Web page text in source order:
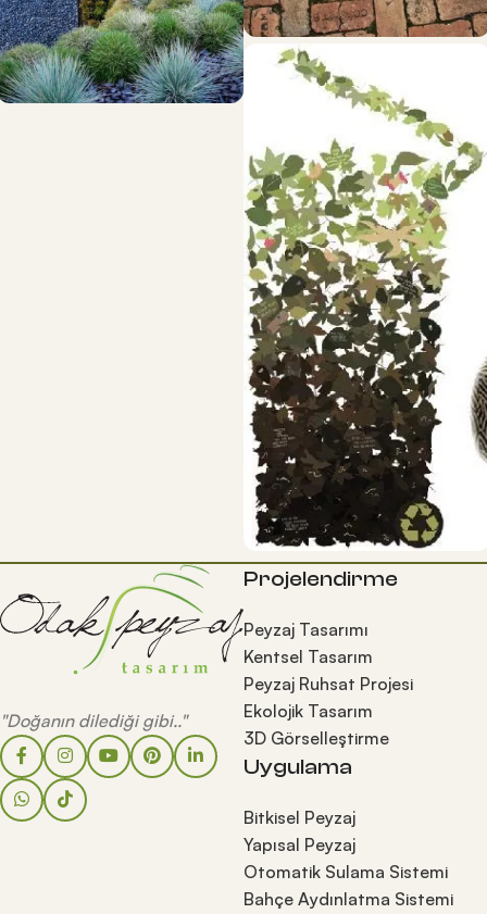
"Doğanın dilediği gibi.."
Projelendirme
Peyzaj Tasarımı
Kentsel Tasarım
Peyzaj Ruhsat Projesi
Ekolojik Tasarım
3D Görselleştirme
Uygulama
Bitkisel Peyzaj
Yapısal Peyzaj
Otomatik Sulama Sistemi
Bahçe Aydınlatma Sistemi